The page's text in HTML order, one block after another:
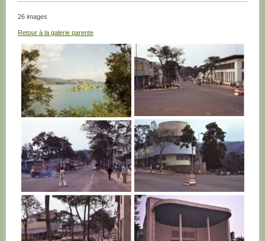
26 images
Retour à la galerie parente
R. D. CONGO R. D. CONGO
R. D. CONGO
R. D. CONGO